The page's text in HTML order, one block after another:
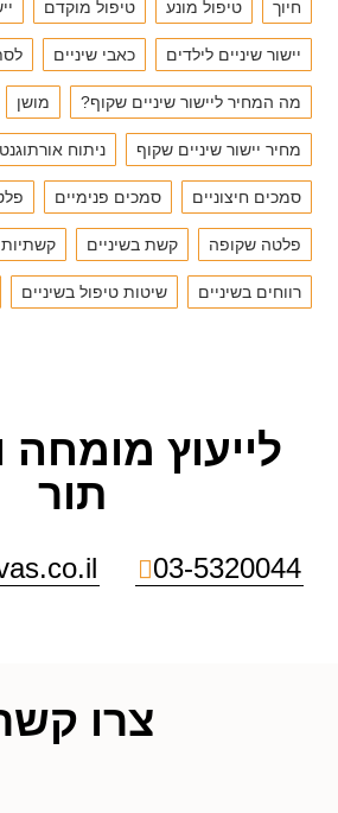
חיוך טיפול מונע טיפול מוקדם
יישור שיניים לילדים כאבי שיניים
מה המחיר ליישור שיניים שקוף? מושן
מחיר יישור שיניים שקוף ניתוח
סמכים חיצוניים סמכים פנימיים
פלטה שקופה קשת בשיניים
רווחים בשיניים שיטות טיפול בשיניים
לייעוץ מומחה
תור
03-5320044
צרו